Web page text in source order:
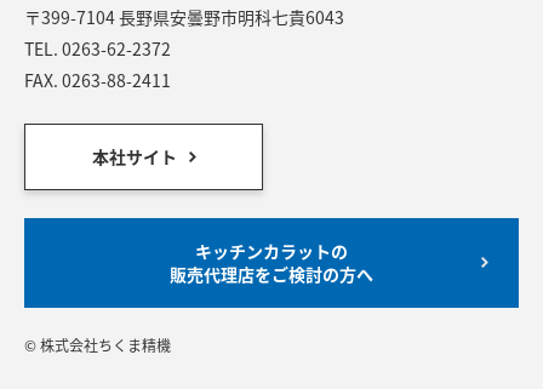
〒399-7104 長野県安曇野市明科七貴6043
TEL. 0263-62-2372
FAX. 0263-88-2411
本社サイト
キッチンカラットの
販売代理店をご検討の方へ
© 株式会社ちくま精機